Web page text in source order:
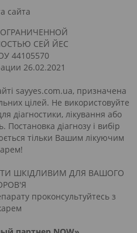
сайта
СЕЙ ЙЕС
44105570
26.02.2021
sayyes.com.ua, призначена
цілей. Не використовуйте
діагностики, лікування або
діагнозу і вибір
тільки Вашим лікуючим
ШКІДЛИВИМ ДЛЯ ВАШОГО
проконсультуйтесь з